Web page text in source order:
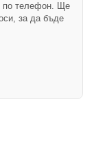
по телефон. Ще
за да бъде